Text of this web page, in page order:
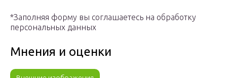
*Заполняя форму вы соглашаетесь на обработку
персональных данных
Мнения и оценки